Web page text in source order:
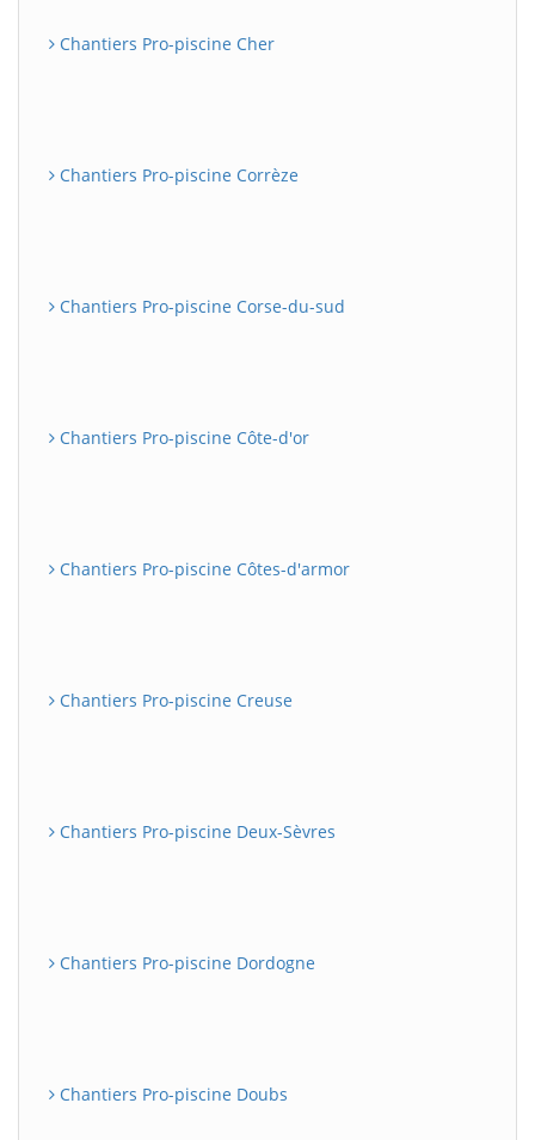
Chantiers Pro-piscine Cher
Chantiers Pro-piscine Corrèze
Chantiers Pro-piscine Corse-du-sud
Chantiers Pro-piscine Côte-d'or
Chantiers Pro-piscine Côtes-d'armor
Chantiers Pro-piscine Creuse
Chantiers Pro-piscine Deux-Sèvres
Chantiers Pro-piscine Dordogne
Chantiers Pro-piscine Doubs